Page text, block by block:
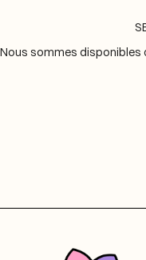
Nous sommes disponibles